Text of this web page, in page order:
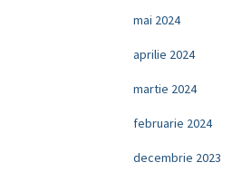
mai 2024
aprilie 2024
martie 2024
februarie 2024
decembrie 2023